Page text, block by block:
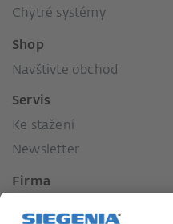
Chytré systémy
Shop
Navštivte obchod
Servis
Ke stažení
Newsletter
Firma